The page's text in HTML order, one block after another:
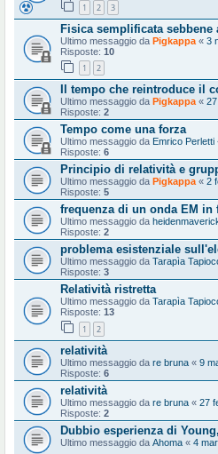
1 2 3
Fisica semplificata sebbene
Ultimo messaggio da Pigkappa « 3
Risposte: 10
1 2
Il tempo che reintroduce il
Ultimo messaggio da Pigkappa «
Risposte: 2
Tempo come una forza
Ultimo messaggio da Emrico Perletti
Risposte: 6
Principio di relatività e
Ultimo messaggio da Pigkappa « 2
Risposte: 5
frequenza di un onda EM
Ultimo messaggio da
Risposte: 2
problema esistenziale
Ultimo messaggio da Tarapìa
Risposte: 3
Relatività ristretta
Ultimo messaggio da Tarapìa
Risposte: 13
1 2
relatività
Ultimo messaggio da re bruna « 9
Risposte: 6
relatività
Ultimo messaggio da re bruna « 27
Risposte: 2
Dubbio esperienza di
Ultimo messaggio da Ahoma « 4